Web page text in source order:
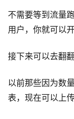
不需要等到流量
用户，你就可以
接下来可以去翻
以前那些因为数
表，现在可以上